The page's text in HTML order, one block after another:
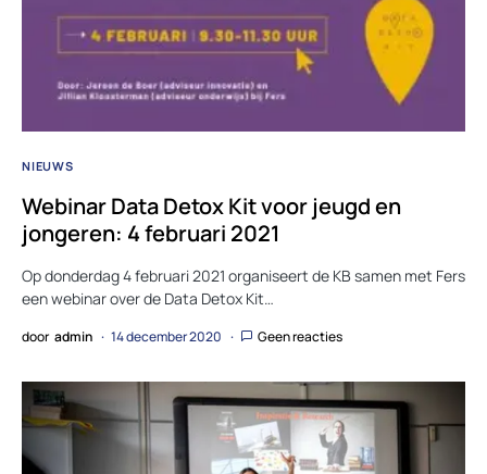
NIEUWS
Webinar Data Detox Kit voor jeugd en
jongeren: 4 februari 2021
Op donderdag 4 februari 2021 organiseert de KB samen met Fers
een webinar over de Data Detox Kit…
door admin 14 december 2020 Geen reacties